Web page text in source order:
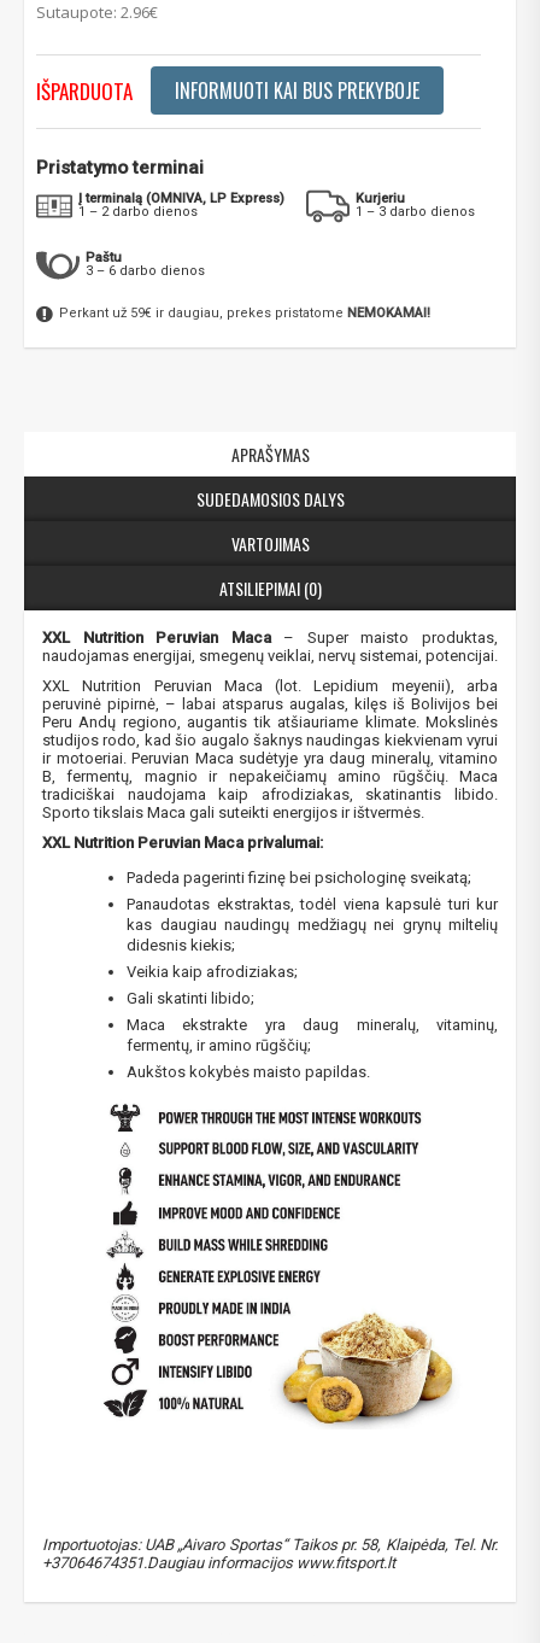
Sutaupote: 2.96€
IŠPARDUOTA INFORMUOTI KAI BUS PREKYBOJE
Pristatymo terminai
Į terminalą (OMNIVA, LP Express)
1 – 2 darbo dienos
Kurjeriu
1 – 3 darbo dienos
Paštu
3 – 6 darbo dienos
Perkant už 59€ ir daugiau, prekes pristatome NEMOKAMAI!
APRAŠYMAS
SUDEDAMOSIOS DALYS
VARTOJIMAS
ATSILIEPIMAI (0)
XXL Nutrition Peruvian Maca– Super maisto produktas,
naudojamas energijai, smegenų veiklai, nervų sistemai, potencijai.
XXL Nutrition Peruvian Maca (lot. Lepidium meyenii), arba
peruvinė pipirnė, – labai atsparus augalas, kilęs iš Bolivijos bei
Peru Andų regiono, augantis tik atšiauriame klimate. Mokslinės
studijos rodo, kad šio augalo šaknys naudingas kiekvienam vyrui
ir motoeriai. Peruvian Maca sudėtyje yra daug mineralų, vitamino
B, fermentų, magnio ir nepakeičiamų amino rūgščių. Maca
tradiciškai naudojama kaip afrodiziakas, skatinantis libido.
Sporto tikslais Maca gali suteikti energijos ir ištvermės.
XXL Nutrition Peruvian Maca privalumai:
Padeda pagerinti fizinę bei psichologinę sveikatą;
Panaudotas ekstraktas, todėl viena kapsulė turi kur
kas daugiau naudingų medžiagų nei grynų miltelių
didesnis kiekis;
Veikia kaip afrodiziakas;
Gali skatinti libido;
Maca ekstrakte yra daug mineralų, vitaminų,
fermentų, ir amino rūgščių;
Aukštos kokybės maisto papildas.
Importuotojas: UAB „Aivaro Sportas“ Taikos pr. 58, Klaipėda, Tel. Nr.
+37064674351.Daugiau informacijos www.fitsport.lt